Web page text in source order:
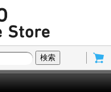
検索